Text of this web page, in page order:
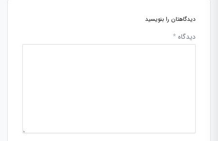
دیدگاهتان را بنویسید
دیدگاه *